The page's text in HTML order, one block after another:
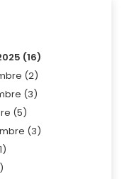
(16)
(2)
(3)
(5)
(3)